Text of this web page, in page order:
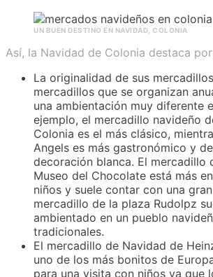
UN BUEN DESTINO EN NAVIDAD, COLONIA
Así, la Navidad de Colonia destaca
La originalidad de sus
mercadillos que se organizan
una ambientación muy diferente
ejemplo, el mercadillo navideño
Colonia es el más clásico,
Angels es más gastronómico y
decoración blanca. El mercadillo
Museo del Chocolate está más
niños y suele contar con una
mercadillo de la plaza Rudolpz
ambientado en un pueblo
tradicionales.
El mercadillo de Navidad de
uno de los más bonitos de
para una visita con niños ya que